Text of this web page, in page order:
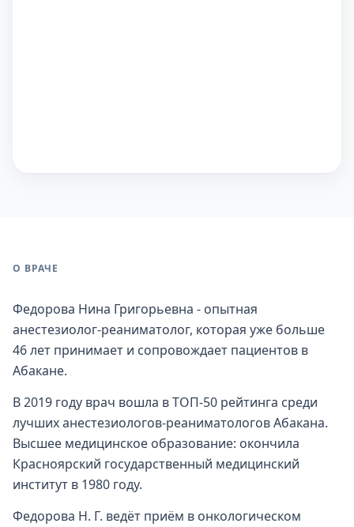
О ВРАЧЕ
Федорова Нина Григорьевна - опытная
анестезиолог-реаниматолог, которая уже больше
46 лет принимает и сопровождает пациентов в
Абакане.
В 2019 году врач вошла в ТОП-50 рейтинга среди
лучших анестезиологов-реаниматологов Абакана.
Высшее медицинское образование: окончила
Красноярский государственный медицинский
институт в 1980 году.
Федорова Н. Г. ведёт приём в онкологическом